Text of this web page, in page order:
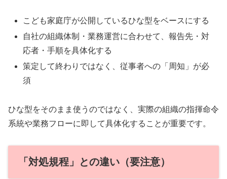
こども家庭庁が公開しているひな型をベースにする
自社の組織体制・業務運営に合わせて、報告先・対
応者・手順を具体化する
策定して終わりではなく、従事者への「周知」が必
須
ひな型をそのまま使うのではなく、実際の組織の指揮命令
系統や業務フローに即して具体化することが重要です。
「対処規程」との違い（要注意）